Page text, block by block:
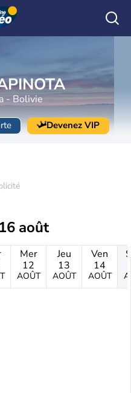
- Bolivie
Devenez VIP
août
Mer
12
AOÛT
Jeu
13
AOÛT
Ven
14
AOÛT